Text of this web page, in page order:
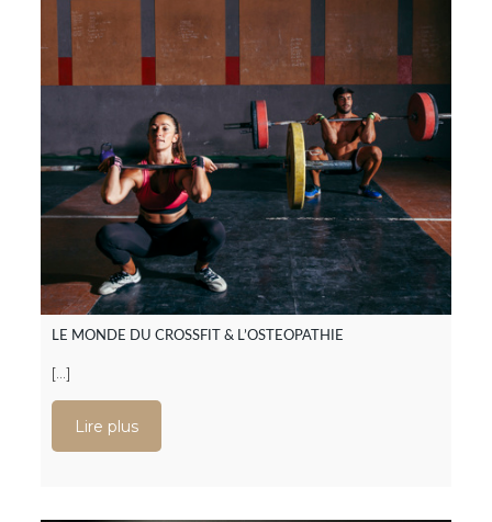
LE MONDE DU CROSSFIT & L’OSTEOPATHIE
[…]
Lire plus